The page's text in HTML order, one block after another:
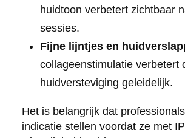
huidtoon verbetert zichtbaar
sessies.
Fijne lijntjes en
collageenstimulatie verbetert
huidversteviging geleidelijk.
Het is belangrijk dat
indicatie stellen voordat ze met